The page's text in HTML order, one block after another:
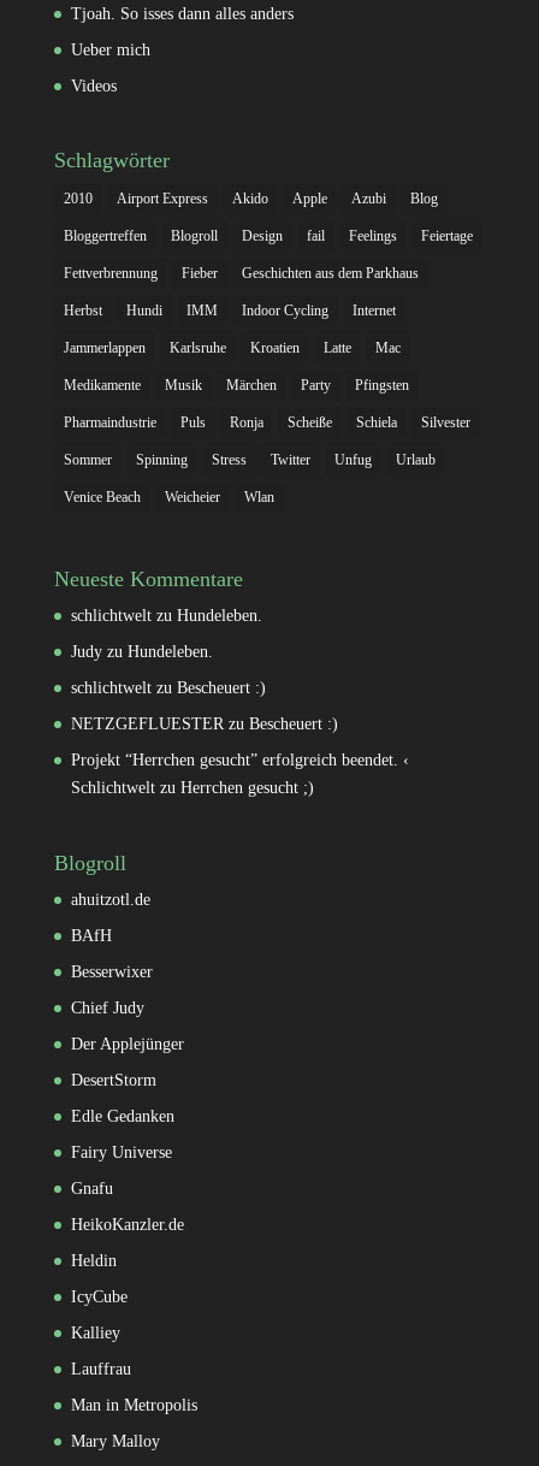
Tjoah. So isses dann alles anders
Ueber mich
Videos
Schlagwörter
2010 Airport Express Akido Apple Azubi Blog
Bloggertreffen Blogroll Design fail Feelings Feiertage
Fettverbrennung Fieber Geschichten aus dem Parkhaus
Herbst Hundi IMM Indoor Cycling Internet
Jammerlappen Karlsruhe Kroatien Latte Mac
Medikamente Musik Märchen Party Pfingsten
Pharmaindustrie Puls Ronja Scheiße Schiela Silvester
Sommer Spinning Stress Twitter Unfug Urlaub
Venice Beach Weicheier Wlan
Neueste Kommentare
schlichtweltzu Hundeleben.
Judyzu Hundeleben.
schlichtweltzu Bescheuert :)
NETZGEFLUESTERzu Bescheuert :)
Projekt “Herrchen gesucht” erfolgreich beendet. ‹
Schlichtweltzu Herrchen gesucht ;)
Blogroll
ahuitzotl.de
BAfH
Besserwixer
Chief Judy
Der Applejünger
DesertStorm
Edle Gedanken
Fairy Universe
Gnafu
HeikoKanzler.de
Heldin
IcyCube
Kalliey
Lauffrau
Man in Metropolis
Mary Malloy